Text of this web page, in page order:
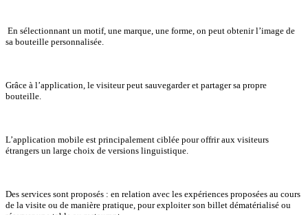
En sélectionnant un motif, une marque, une forme, on peut obtenir l’image de
sa bouteille personnalisée.
Grâce à l’application, le visiteur peut sauvegarder et partager sa propre
bouteille.
L’application mobile est principalement ciblée pour offrir aux visiteurs
étrangers un large choix de versions linguistique.
Des services sont proposés : en relation avec les expériences proposées au cours
de la visite ou de manière pratique, pour exploiter son billet dématérialisé ou